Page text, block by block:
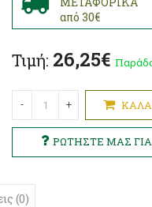
από 30€
Τιμή: 26,25€
- +
(0)